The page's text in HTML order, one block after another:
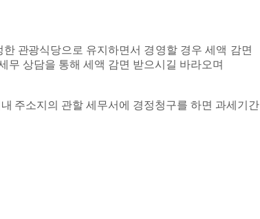
한 관광식당으로 유지하면서 경영할 경우 세액 감면
무 상담을 통해 세액 감면 받으시길 바라오며
주소지의 관할 세무서에 경정청구를 하면 과세기간